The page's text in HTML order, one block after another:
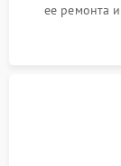
ее ремонта